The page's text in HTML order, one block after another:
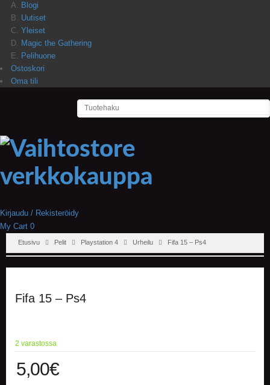
Blogi
Uutiset
Yleiset
Magic the Gathering
Pelihuone
Ostoskori
Oma tili
Kirjaudu / Rekisteröidy
My Cart 0
Etusivu Pelit Playstation 4 Urheilu Fifa 15 – Ps4
Fifa 15 – Ps4
2 varastossa
5,00€